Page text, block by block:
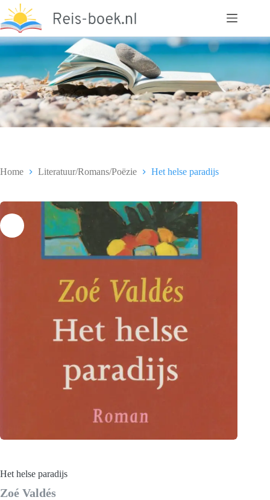
naar
de
inhoud
Home Literatuur/Romans/Poëzie Het helse paradijs
Het helse paradijs
Zoé Valdés